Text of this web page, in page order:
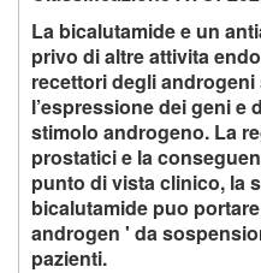
La bicalutamide e un
privo di altre attivita
recettori degli androgeni
l’espressione dei geni e
stimolo androgeno. La
prostatici e la
punto di vista clinico, la
bicalutamide puo
androgen ' da
pazienti.